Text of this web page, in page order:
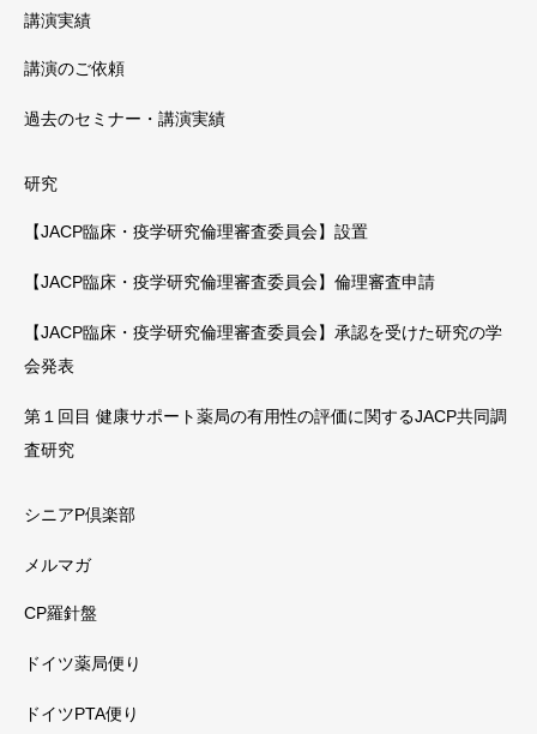
講演実績
講演のご依頼
過去のセミナー・講演実績
研究
【JACP臨床・疫学研究倫理審査委員会】設置
【JACP臨床・疫学研究倫理審査委員会】倫理審査申請
【JACP臨床・疫学研究倫理審査委員会】承認を受けた研究の学
会発表
第１回目 健康サポート薬局の有用性の評価に関するJACP共同調
査研究
シニアP倶楽部
メルマガ
CP羅針盤
ドイツ薬局便り
ドイツPTA便り